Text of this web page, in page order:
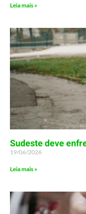
Leia mais »
Sudeste deve
19/06/2026
Leia mais »